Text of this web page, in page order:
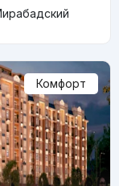
Комфорт